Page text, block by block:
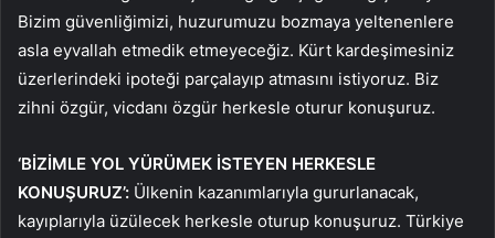
Bizim güvenliğimizi, huzurumuzu bozmaya yeltenenlere
asla eyvallah etmedik etmeyeceğiz. Kürt kardeşimesiniz
üzerlerindeki ipoteği parçalayıp atmasını istiyoruz. Biz
zihni özgür, vicdanı özgür herkesle oturur konuşuruz.
‘BİZİMLE YOL YÜRÜMEK İSTEYEN HERKESLE
KONUŞURUZ’: Ülkenin kazanımlarıyla gururlanacak,
kayıplarıyla üzülecek herkesle oturup konuşuruz. Türkiye